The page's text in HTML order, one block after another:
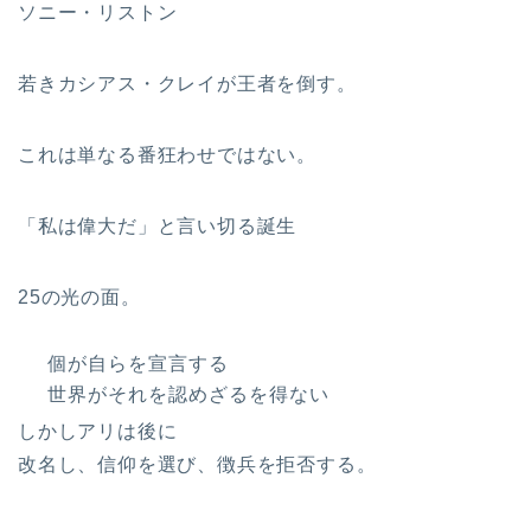
ソニー・リストン
若きカシアス・クレイが王者を倒す。
これは単なる番狂わせではない。
「私は偉大だ」と言い切る誕生
25の光の面。
個が自らを宣言する
世界がそれを認めざるを得ない
しかしアリは後に
改名し、信仰を選び、徴兵を拒否する。